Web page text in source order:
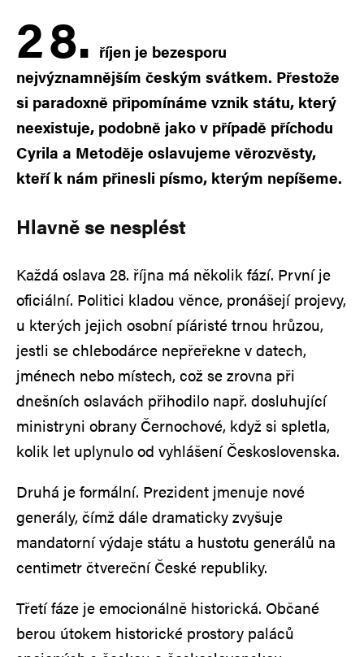
28. říjen je bezesporu
nejvýznamnějším českým svátkem. Přestože
si paradoxně připomínáme vznik státu, který
neexistuje, podobně jako v případě příchodu
Cyrila a Metoděje oslavujeme věrozvěsty,
kteří k nám přinesli písmo, kterým nepíšeme.
Hlavně se nesplést
Každá oslava 28. října má několik fází. První je
oficiální. Politici kladou věnce, pronášejí projevy,
u kterých jejich osobní píáristé trnou hrůzou,
jestli se chlebodárce nepřeřekne v datech,
jménech nebo místech, což se zrovna při
dnešních oslavách přihodilo např. dosluhující
ministryni obrany Černochové, když si spletla,
kolik let uplynulo od vyhlášení Československa.
Druhá je formální. Prezident jmenuje nové
generály, čímž dále dramaticky zvyšuje
mandatorní výdaje státu a hustotu generálů na
centimetr čtvereční České republiky.
Třetí fáze je emocionálně historická. Občané
berou útokem historické prostory paláců